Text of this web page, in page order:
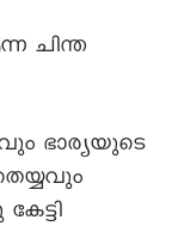
ചിന്ത
ഭാര്യയുടെ